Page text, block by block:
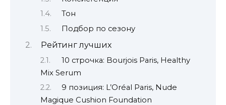
Тон
Подбор по сезону
Рейтинг лучших
10 строчка: Bourjois Paris, Healthy
Mix Serum
9 позиция: L’Oréal Paris, Nude
Magique Cushion Foundation